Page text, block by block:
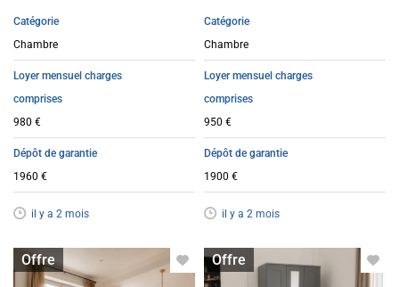
Catégorie
Chambre
Loyer mensuel charges
comprises
980 €
Dépôt de garantie
1960 €
il y a 2 mois
Catégorie
Chambre
Loyer mensuel charges
comprises
950 €
Dépôt de garantie
1900 €
il y a 2 mois
Offre
Chambre à louer Offre
Chambre à louer